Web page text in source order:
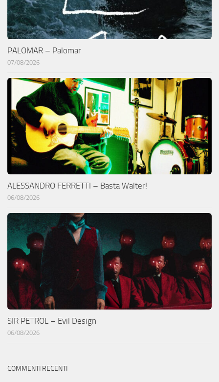
PALOMAR – Palomar
07/08/2026
ALESSANDRO FERRETTI – Basta Walter!
06/08/2026
SIR PETROL – Evil Design
06/08/2026
COMMENTI RECENTI